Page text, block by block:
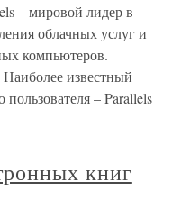
– мировой лидер в
облачных услуг и
компьютеров.
известный
– Parallels
книг